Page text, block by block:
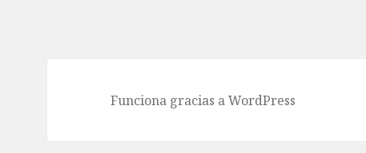
Funciona gracias a WordPress